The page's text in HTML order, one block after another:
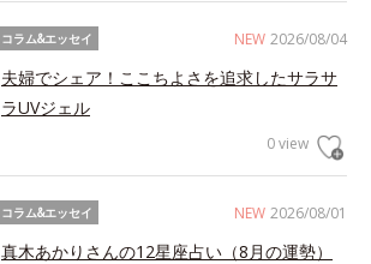
NEW 2026/08/04
コラム&エッセイ
夫婦でシェア！ここちよさを追求したサラサ
ラUVジェル
0 view
NEW 2026/08/01
コラム&エッセイ
真木あかりさんの12星座占い（8月の運勢）